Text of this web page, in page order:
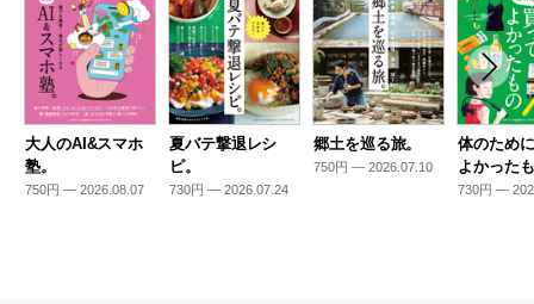
大人のAI&スマホ
塾。
750円 — 2026.08.07
夏バテ撃退レシ
ピ。
730円 — 2026.07.24
郷土を巡る旅。
750円 — 2026.07.10
体のため
よかった
730円 —